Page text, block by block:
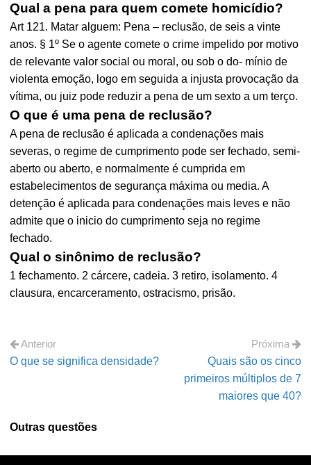
Qual a pena para quem comete homicídio?
Art 121. Matar alguem: Pena – reclusão, de seis a vinte
anos. § 1º Se o agente comete o crime impelido por motivo
de relevante valor social ou moral, ou sob o do- mínio de
violenta emoção, logo em seguida a injusta provocação da
vítima, ou juiz pode reduzir a pena de um sexto a um terço.
O que é uma pena de reclusão?
A pena de reclusão é aplicada a condenações mais
severas, o regime de cumprimento pode ser fechado, semi-
aberto ou aberto, e normalmente é cumprida em
estabelecimentos de segurança máxima ou media. A
detenção é aplicada para condenações mais leves e não
admite que o inicio do cumprimento seja no regime
fechado.
Qual o sinônimo de reclusão?
1 fechamento. 2 cárcere, cadeia. 3 retiro, isolamento. 4
clausura, encarceramento, ostracismo, prisão.
Anterior
O que se significa densidade?
Próxima
Quais são os cinco
primeiros múltiplos de 7
maiores que 40?
Outras questões